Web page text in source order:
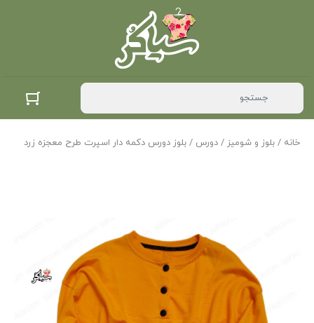
خانه / بلوز و شومیز / دورس / بلوز دورس دکمه دار اسپرت طرح معجزه زرد